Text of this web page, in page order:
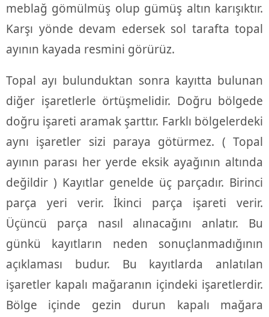
meblağ gömülmüş olup gümüş altın karışıktır.
Karşı yönde devam edersek sol tarafta topal
ayının kayada resmini görürüz.
Topal ayı bulunduktan sonra kayıtta bulunan
diğer işaretlerle örtüşmelidir. Doğru bölgede
doğru işareti aramak şarttır. Farklı bölgelerdeki
aynı işaretler sizi paraya götürmez. ( Topal
ayının parası her yerde eksik ayağının altında
değildir ) Kayıtlar genelde üç parçadır. Birinci
parça yeri verir. İkinci parça işareti verir.
Üçüncü parça nasıl alınacağını anlatır. Bu
günkü kayıtların neden sonuçlanmadığının
açıklaması budur. Bu kayıtlarda anlatılan
işaretler kapalı mağaranın içindeki işaretlerdir.
Bölge içinde gezin durun kapalı mağara